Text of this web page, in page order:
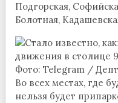
Подгорская,
Болотная,
Фото: Telegram /
Во всех местах, где
нельзя будет